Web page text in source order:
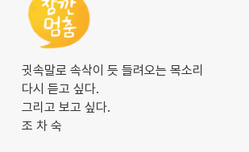
귓속말로 속삭이 듯 들려오는 목소리
다시 듣고 싶다.
그리고 보고 싶다.
조 차 숙